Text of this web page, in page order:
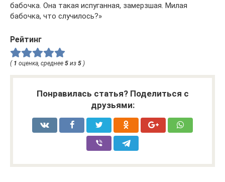
бабочка. Она такая испуганная, замерзшая. Милая
бабочка, что случилось?»
Рейтинг
( 1 оценка, среднее 5 из 5 )
Понравилась статья? Поделиться с
друзьями: